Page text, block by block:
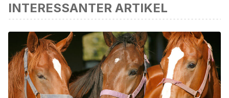
präzise angesehen.
Christen, A. G., & Christen, J. A. (2011). The unicorn and the
narwhal: a tale of the tooth.Journal of the History of
Dentistry, 59(3), 135-142.
https://pubmed.ncbi.nlm.nih.gov/22372187/
Duffin, C. J. (2017). ‘Fish’, fossil and fake: medicinal unicorn
horn. Geological Society, London,Special
INTERESSANTER ARTIKEL